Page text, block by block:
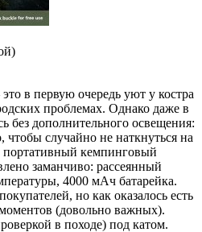
в первую очередь уют у костра
проблемах. Однако даже в
без дополнительного освещения:
случайно не наткнуться на
портативный кемпинговый
заманчиво: рассеянный
4000 мАч батарейка.
но как оказалось есть
(довольно важных).
в походе) под катом.